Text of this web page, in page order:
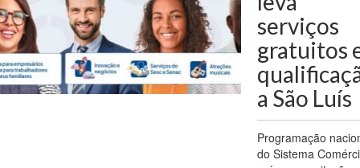
serviços
gratuitos
a São Luís
Programação
do Sistema